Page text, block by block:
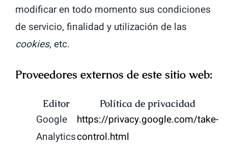
modificar en todo momento sus condiciones
de servicio, finalidad y utilización de las
cookies, etc.
Proveedores externos de este sitio web:
Editor Política de privacidad
Google
Analytics
https://privacy.google.com/take-
control.html